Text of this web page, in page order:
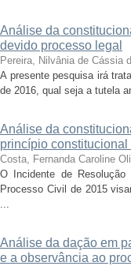
Análise da
devido processo legal
Pereira, Nilvânia de Cássia
A presente pesquisa irá
de 2016, qual seja a tutela
Análise da
princípio constitucional
Costa, Fernanda Caroline
O Incidente de
Processo Civil de 2015
...
Análise da dação em
e a observância ao